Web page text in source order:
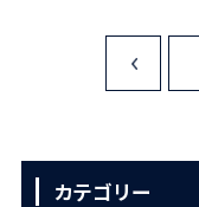
カテゴリー